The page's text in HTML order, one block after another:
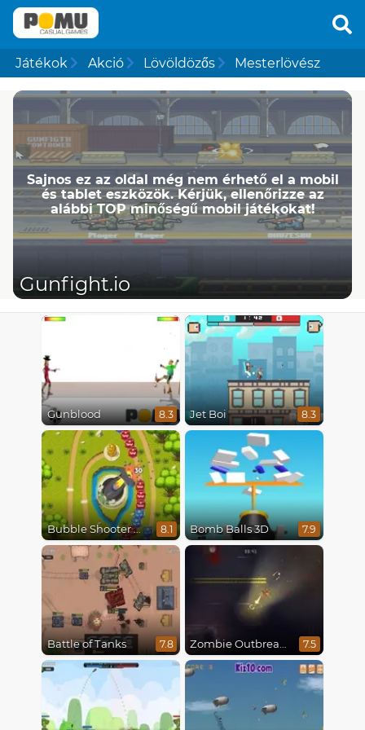
Játékok Akció Lövöldözős Mesterlövész
Sajnos ez az oldal még nem érhető el a mobil
és tablet eszközök. Kérjük, ellenőrizze az
alábbi TOP minőségű mobil játékokat!
Gunfight.io
Gunblood 8.3 Jet Boi 8.3
Bubble Shooter Online 8.1 Bomb Balls 3D 7.9
Battle of Tanks 7.8 Zombie Outbreak Arena 7.5